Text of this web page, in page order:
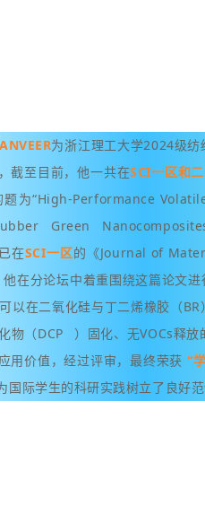
为浙江理工大学2024级
截至目前，他一共在SCI一区和
题为“High-Performance
Green
在SCI一区的《Journal of
他在分论坛中着重围绕这篇论文
可以在二氧化硅与丁二烯橡胶（
物（DCP
）固化、无VOCs释
用价值，经过评审，最终荣获 “
国际学生的科研实践树立了良好